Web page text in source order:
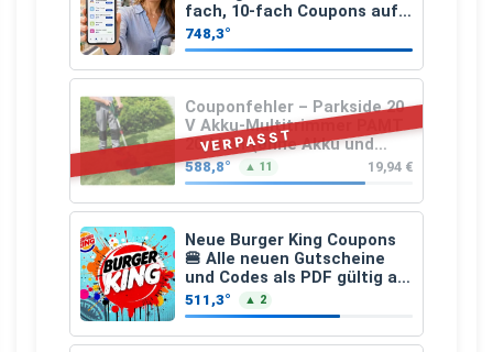
fach, 10-fach Coupons auf
den gesamten Einkauf ab 2
€
748,3°
VERPASST
Couponfehler – Parkside 20
V Akku-Multitrimmer PAMT
20-Li A1 (ohne Akku und
Ladegerät)
588,8° ▲ 11 19,94 €
Neue Burger King Coupons
🍔 Alle neuen Gutscheine
und Codes als PDF gültig ab
25.07.2026 bis 04.09.2026
511,3° ▲ 2